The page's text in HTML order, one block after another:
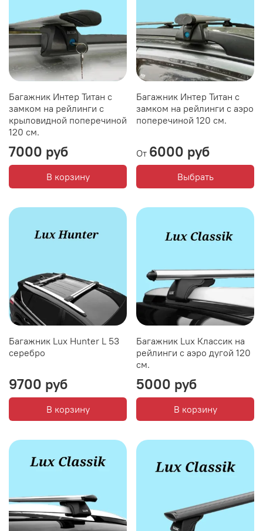
Багажник Интер Титан с
замком на рейлинги с
крыловидной поперечиной
120 см.
7000 руб
В корзину
Багажник Интер Титан с
замком на рейлинги с аэро
поперечиной 120 см.
От 6000 руб
Выбрать
Багажник Lux Hunter L 53
серебро
9700 руб
В корзину
Багажник Lux Классик на
рейлинги с аэро дугой 120
см.
5000 руб
В корзину